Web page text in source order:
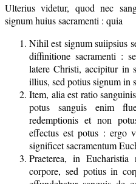
Ulterius videtur, quod nec
signum huius sacramenti : quia
Nihil est signum suiipsius
diffinitione sacramenti :
latere Christi, accipitur in
illius, sed potius signum in
Item, alia est ratio
potus sanguis enim
redemptionis et non
effectus est potus : ergo
significet sacramentum
Praeterea, in
corpore, sed potius in